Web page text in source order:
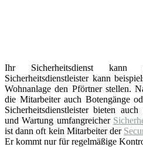
Ihr Sicherheitsdienst
Sicherheitsdienstleister kann
Wohnanlage den Pförtner stellen.
die Mitarbeiter auch Botengänge
Sicherheitsdienstleister bieten
und Wartung umfangreicher
ist dann oft kein Mitarbeiter der
Er kommt nur für regelmäßige